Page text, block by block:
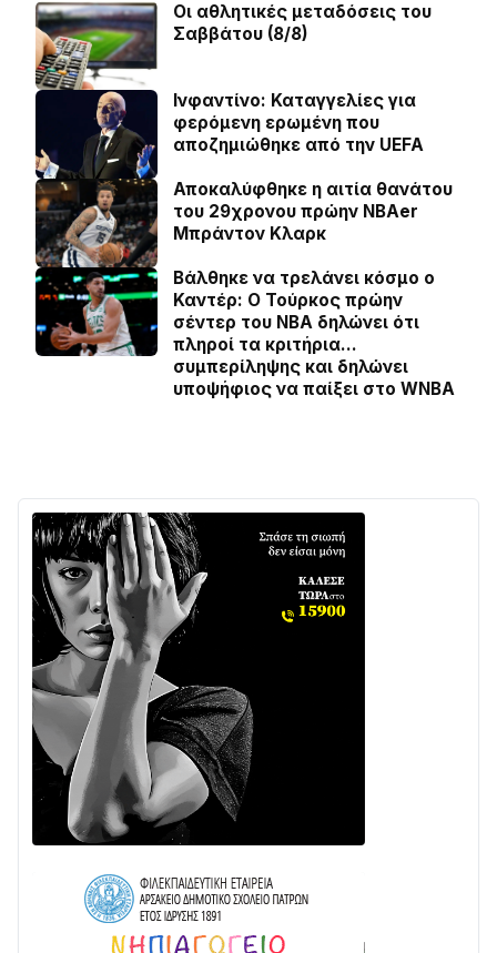
Οι αθλητικές μεταδόσεις του
Σαββάτου (8/8)
Ινφαντίνο: Καταγγελίες για
φερόμενη ερωμένη που
αποζημιώθηκε από την UEFA
Αποκαλύφθηκε η αιτία θανάτου
του 29χρονου πρώην NBAer
Μπράντον Κλαρκ
Βάλθηκε να τρελάνει κόσμο ο
Καντέρ: Ο Τούρκος πρώην
σέντερ του NBA δηλώνει ότι
πληροί τα κριτήρια…
συμπερίληψης και δηλώνει
υποψήφιος να παίξει στο WNBA